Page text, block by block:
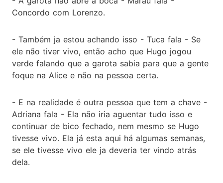
Concordo com Lorenzo.
- Também ja estou achando isso - Tuca fala - Se
ele não tiver vivo, então acho que Hugo jogou
verde falando que a garota sabia para que a gente
foque na Alice e não na pessoa certa.
- E na realidade é outra pessoa que tem a chave -
Adriana fala - Ela não iria aguentar tudo isso e
continuar de bico fechado, nem mesmo se Hugo
tivesse vivo. Ela já esta aqui há algumas semanas,
se ele tivesse vivo ele ja deveria ter vindo atrás
dela.